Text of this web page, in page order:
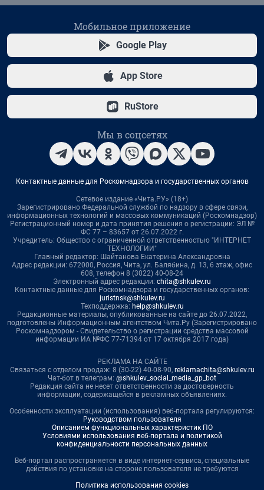
Мобильное приложение
Google Play
App Store
RuStore
Мы в соцсетях
Контактные данные для Роскомнадзора и государственных органов
Сетевое издание «Чита.РУ» (18+)
Зарегистрировано Федеральной службой по надзору в сфере связи,
информационных технологий и массовых коммуникаций (Роскомнадзор)
Регистрационный номер и дата принятия решения о регистрации: ЭЛ №
ФС 77 – 83657 от 26.07.2022 г.
Учредитель: Общество с ограниченной ответственностью "ИНТЕРНЕТ
ТЕХНОЛОГИИ"
Главный редактор: Шайтанова Екатерина Александровна
Адрес редакции: 672000, Россия, Чита, ул. Балябина, д. 13, 6 этаж, офис
608, телефон 8 (3022) 40-08-24
Электронный адрес редакции: chita@shkulev.ru
Контактные данные для Роскомнадзора и государственных органов:
juristnsk@shkulev.ru
Техподдержка: help@shkulev.ru
Редакционные материалы, опубликованные на сайте до 26.07.2022,
подготовлены Информационным агентством Чита.Ру (Зарегистрировано
Роскомнадзором - Свидетельство о регистрации средства массовой
информации ИА №ФС 77-71394 от 17 октября 2017 года)
РЕКЛАМА НА САЙТЕ
Связаться с отделом продаж: 8 (30-22) 40-08-90, reklamachita@shkulev.ru
Чат-бот в телеграм: @shkulev_social_media_gp_bot
Редакция сайта не несет ответственности за достоверность
информации, содержащейся в рекламных объявлениях.
Особенности эксплуатации (использования) веб-портала регулируются:
Руководством пользователя
Описанием функциональных характеристик ПО
Условиями использования веб-портала и политикой
конфиденциальности персональных данных
Веб-портал распространяется в виде интернет-сервиса, специальные
действия по установке на стороне пользователя не требуются
Политика использования cookies